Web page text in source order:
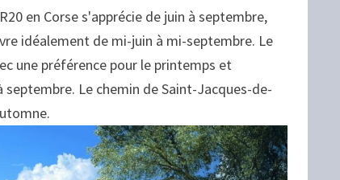
en Corse s'apprécie de juin à septembre,
idéalement de mi-juin à mi-septembre. Le
une préférence pour le printemps et
Le chemin de Saint-Jacques-de-